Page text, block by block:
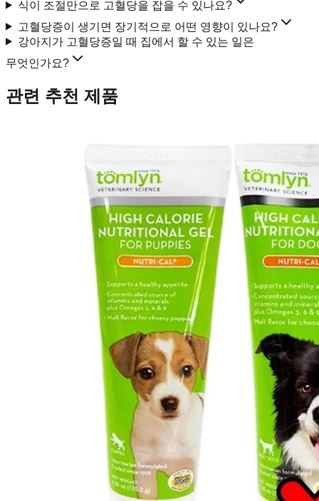
식이 조절만으로 고혈당을 잡을 수 있나요?
고혈당증이 생기면 장기적으로 어떤 영향이 있나요?
강아지가 고혈당증일 때 집에서 할 수 있는 일은
무엇인가요?
관련 추천 제품